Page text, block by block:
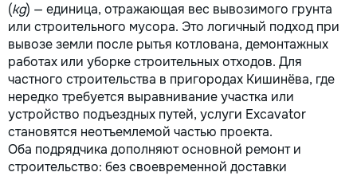
(kg) — единица, отражающая вес вывозимого грунта
или строительного мусора. Это логичный подход при
вывозе земли после рытья котлована, демонтажных
работах или уборке строительных отходов. Для
частного строительства в пригородах Кишинёва, где
нередко требуется выравнивание участка или
устройство подъездных путей, услуги Excavator
становятся неотъемлемой частью проекта.
Оба подрядчика дополняют основной ремонт и
строительство: без своевременной доставки